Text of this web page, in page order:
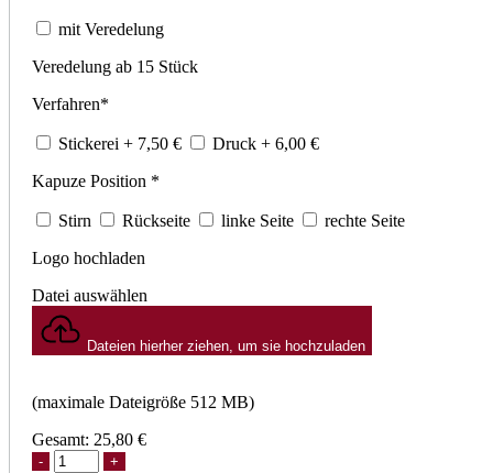
mit Veredelung
Veredelung ab 15 Stück
Verfahren*
Stickerei + 7,50 € Druck + 6,00 €
Kapuze Position *
Stirn Rückseite linke Seite
rechte Seite
Logo hochladen
Datei auswählen
Dateien hierher ziehen, um sie hochzuladen
(maximale Dateigröße 512 MB)
Gesamt: 25,80 €